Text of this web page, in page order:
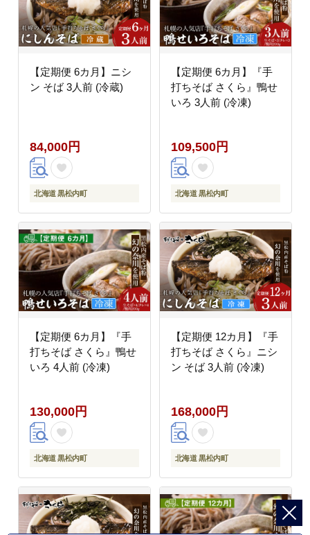
【定期便 6カ月】ニシ
ン そば 3人前 (冷蔵)
84,000円
北海道 黒松内町
【定期便 6カ月】『手
打ちそば さくら』鴨せ
いろ 3人前 (冷凍)
109,500円
北海道 黒松内町
【定期便 6カ月】『手
打ちそば さくら』鴨せ
いろ 4人前 (冷凍)
130,000円
北海道 黒松内町
【定期便 12カ月】『手
打ちそば さくら』ニシ
ン そば 3人前 (冷凍)
168,000円
北海道 黒松内町